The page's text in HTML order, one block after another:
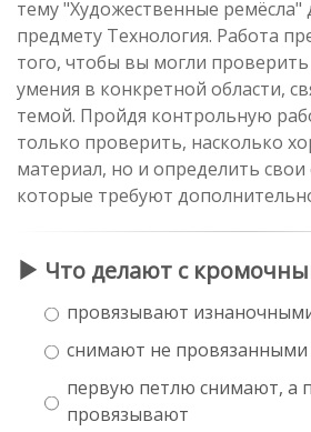
тему "Художественные ремёсла"
предмету Технология. Работа
того, чтобы вы могли
умения в конкретной области,
темой. Пройдя контрольную
только проверить, насколько
материал, но и определить свои
которые требуют
Что делают с
провязывают
снимают не провязанными
первую петлю снимают, а
провязывают